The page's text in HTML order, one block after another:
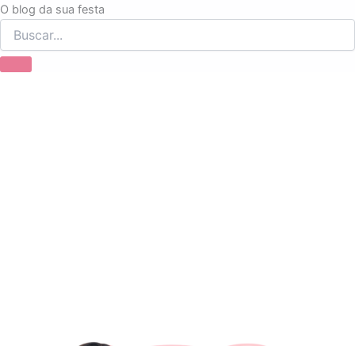
O blog da sua festa
Ir
para
o